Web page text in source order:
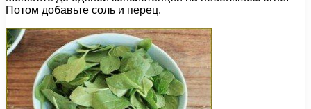
Потом добавьте соль и перец.